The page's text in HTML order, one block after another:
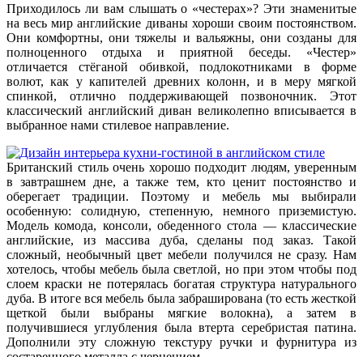
Приходилось ли вам слышать о «честерах»? Эти знаменитые
на весь мир английские диваны хороши своим постоянством.
Они комфортны, они тяжелы и вальяжны, они созданы для
полноценного отдыха и приятной беседы. «Честер»
отличается стёганой обивкой, подлокотниками в форме
волют, как у капителей древних колонн, и в меру мягкой
спинкой, отлично поддерживающей позвоночник. Этот
классический английский диван великолепно вписывается в
выбранное нами стилевое направление.
Британский стиль очень хорошо подходит людям, уверенным
в завтрашнем дне, а также тем, кто ценит постоянство и
оберегает традиции. Поэтому и мебель мы выбирали
особенную: солидную, степенную, немного приземистую.
Модель комода, консоли, обеденного стола — классические
английские, из массива дуба, сделаны под заказ. Такой
сложный, необычный цвет мебели получился не сразу. Нам
хотелось, чтобы мебель была светлой, но при этом чтобы под
слоем краски не потерялась богатая структура натурального
дуба. В итоге вся мебель была забраширована (то есть жесткой
щеткой были выбраны мягкие волокна), а затем в
получившиеся углубления была втерта серебристая патина.
Дополнили эту сложную текстуру ручки и фурнитура из